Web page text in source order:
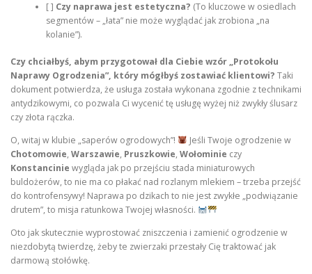
[ ] Czy naprawa jest estetyczna? (To kluczowe w osiedlach
segmentów – „łata” nie może wyglądać jak zrobiona „na
kolanie”).
Czy chciałbyś, abym przygotował dla Ciebie wzór „Protokołu
Naprawy Ogrodzenia”, który mógłbyś zostawiać klientowi? Taki
dokument potwierdza, że usługa została wykonana zgodnie z technikami
antydzikowymi, co pozwala Ci wycenić tę usługę wyżej niż zwykły ślusarz
czy złota rączka.
O, witaj w klubie „saperów ogrodowych”!
Jeśli Twoje ogrodzenie w
Chotomowie, Warszawie, Pruszkowie, Wołominie czy
Konstancinie wygląda jak po przejściu stada miniaturowych
buldożerów, to nie ma co płakać nad rozlanym mlekiem – trzeba przejść
do kontrofensywy! Naprawa po dzikach to nie jest zwykłe „podwiązanie
drutem”, to misja ratunkowa Twojej własności.
Oto jak skutecznie wyprostować zniszczenia i zamienić ogrodzenie w
niezdobytą twierdzę, żeby te zwierzaki przestały Cię traktować jak
darmową stołówkę.